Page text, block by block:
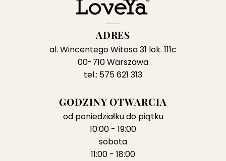
ADRES
al. Wincentego Witosa 31 lok. 111c
00-710 Warszawa
tel.: 575 621 313
GODZINY OTWARCIA
od poniedziałku do piątku
10:00 - 19:00
sobota
11:00 - 18:00